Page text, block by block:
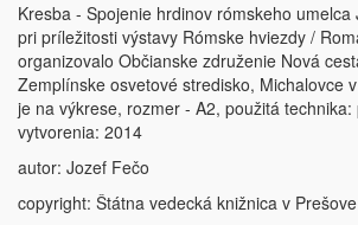
Kresba - Spojenie hrdinov rómskeho
pri príležitosti výstavy Rómske hviezdy /
organizovalo Občianske združenie Nová
Zemplínske osvetové stredisko, Michalovce
je na výkrese, rozmer - A2, použitá
vytvorenia: 2014
autor: Jozef Fečo
copyright: Štátna vedecká knižnica v Prešove